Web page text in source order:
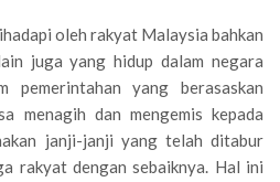
oleh rakyat Malaysia bahkan
juga yang hidup dalam negara
pemerintahan yang berasaskan
menagih dan mengemis kepada
janji-janji yang telah ditabur
rakyat dengan sebaiknya. Hal ini